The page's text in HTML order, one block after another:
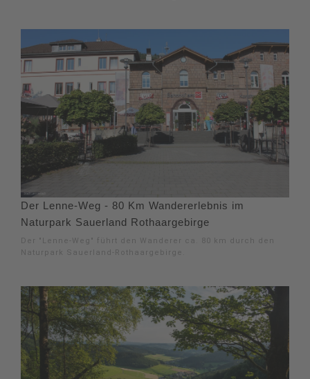
Der Lenne-Weg - 80 Km Wandererlebnis im
Naturpark Sauerland Rothaargebirge
Der "Lenne-Weg" führt den Wanderer ca. 80 km durch den
Naturpark Sauerland-Rothaargebirge.